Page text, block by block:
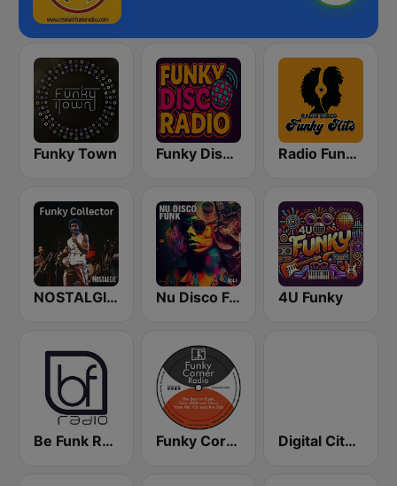
Funky Town Funky Disco Radio Radio Funky Hits y R&B
NOSTALGIE FUNKY COLLECTOR Nu Disco Funk Radio 4U Funky
Be Funk Radio Funky Corner Radio Digital City Radio